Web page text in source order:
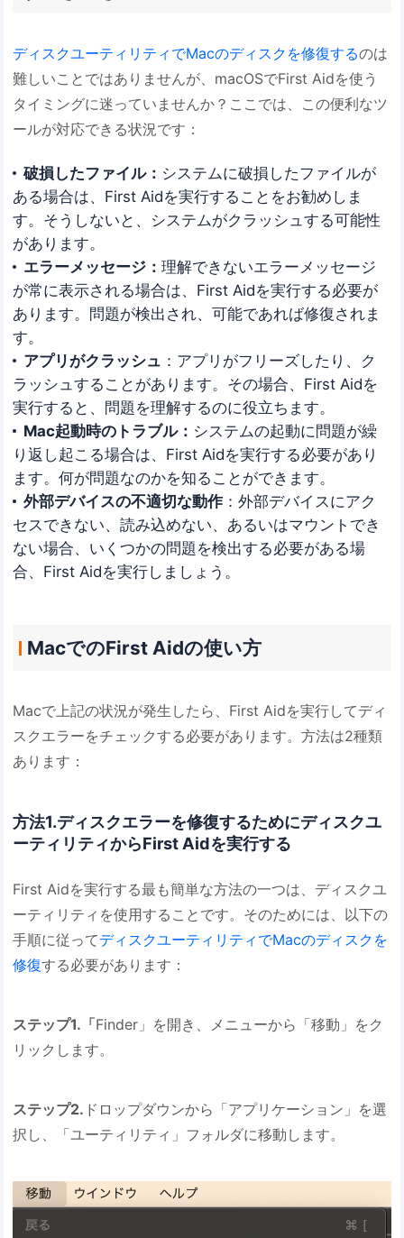
ディスクユーティリティでMacのディスクを修復するのは
難しいことではありませんが、macOSでFirst Aidを使う
タイミングに迷っていませんか？ここでは、この便利なツ
ールが対応できる状況です：
破損したファイル： システムに破損したファイルが
ある場合は、First Aidを実行することをお勧めしま
す。そうしないと、システムがクラッシュする可能性
があります。
エラーメッセージ： 理解できないエラーメッセージ
が常に表示される場合は、First Aidを実行する必要が
あります。問題が検出され、可能であれば修復されま
す。
アプリがクラッシュ ：アプリがフリーズしたり、ク
ラッシュすることがあります。その場合、First Aidを
実行すると、問題を理解するのに役立ちます。
Mac起動時のトラブル： システムの起動に問題が繰
り返し起こる場合は、First Aidを実行する必要があり
ます。何が問題なのかを知ることができます。
外部デバイスの不適切な動作：外部デバイスにアク
セスできない、読み込めない、あるいはマウントでき
ない場合、いくつかの問題を検出する必要がある場
合、First Aidを実行しましょう。
MacでのFirst Aidの使い方
Macで上記の状況が発生したら、First Aidを実行してディ
スクエラーをチェックする必要があります。方法は2種類
あります：
方法1.ディスクエラーを修復するためにディスクユ
ーティリティからFirst Aidを実行する
First Aidを実行する最も簡単な方法の一つは、ディスクユ
ーティリティを使用することです。そのためには、以下の
手順に従ってディスクユーティリティでMacのディスクを
修復する必要があります：
ステップ1.「Finder」を開き、メニューから「移動」をク
リックします。
ステップ2. ドロップダウンから「アプリケーション」を選
択し、「ユーティリティ」フォルダに移動します。